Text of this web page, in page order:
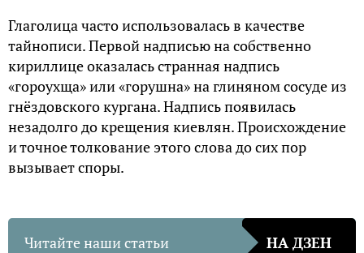
Глаголица часто использовалась в качестве
тайнописи. Первой надписью на собственно
кириллице оказалась странная надпись
«гороухща» или «горушна» на глиняном сосуде из
гнёздовского кургана. Надпись появилась
незадолго до крещения киевлян. Происхождение
и точное толкование этого слова до сих пор
вызывает споры.
Читайте наши статьи НА ДЗЕН